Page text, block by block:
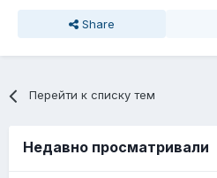
Share
Перейти к списку тем
Недавно просматривали